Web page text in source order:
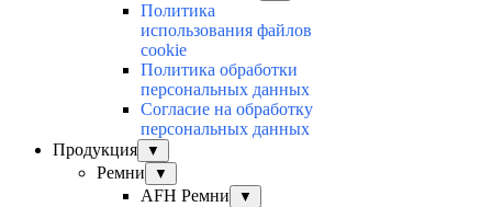
Политика
использования файлов
cookie
Политика обработки
персональных данных
Согласие на обработку
персональных данных
Продукция
▼
Ремни ▼
AFH Ремни ▼